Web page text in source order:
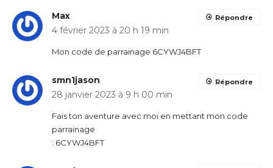
Max
4 février 2023 à 20 h 19 min
Mon code de parrainage 6CYWJ4BFT
Répondre
smn1jason
28 janvier 2023 à 9 h 00 min
Fais ton aventure avec moi en mettant mon code
parrainage
: 6CYWJ4BFT
Répondre